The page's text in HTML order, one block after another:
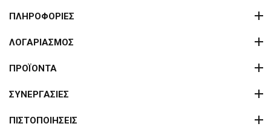
ΠΛΗΡΟΦΟΡΙΕΣ
ΛΟΓΑΡΙΑΣΜΟΣ
ΠΡΟΪΟΝΤΑ
ΣΥΝΕΡΓΑΣΙΕΣ
ΠΙΣΤΟΠΟΙΗΣΕΙΣ